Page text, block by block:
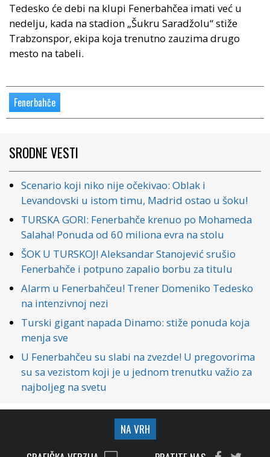
Tedesko će debi na klupi Fenerbahčea imati već u
nedelju, kada na stadion „Šukru Saradžolu“ stiže
Trabzonspor, ekipa koja trenutno zauzima drugo
mesto na tabeli.
Fenerbahče
SRODNE VESTI
Scenario koji niko nije očekivao: Oblak i
Levandovski u istom timu, Madrid ostao u šoku!
TURSKA GORI: Fenerbahče krenuo po Mohameda
Salaha! Ponuda od 60 miliona evra na stolu
ŠOK U TURSKOJ! Aleksandar Stanojević srušio
Fenerbahče i potpuno zapalio borbu za titulu
Alarm u Fenerbahčeu! Trener Domeniko Tedesko
na intenzivnoj nezi
Turski gigant napada Dinamo: stiže ponuda koja
menja sve
U Fenerbahčeu su slabi na zvezde! U pregovorima
su sa vezistom koji je u jednom trenutku važio za
najboljeg na svetu
NA VRH